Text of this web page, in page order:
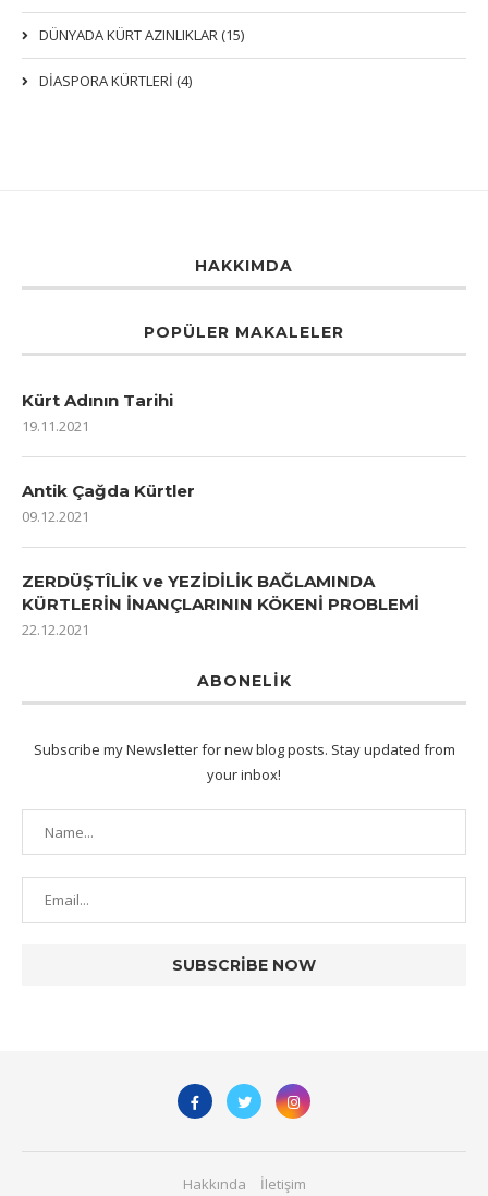
DÜNYADA KÜRT AZINLIKLAR (15)
DİASPORA KÜRTLERİ (4)
HAKKIMDA
POPÜLER MAKALELER
Kürt Adının Tarihi
19.11.2021
Antik Çağda Kürtler
09.12.2021
ZERDÜŞTÎLİK ve YEZİDİLİK BAĞLAMINDA
KÜRTLERİN İNANÇLARININ KÖKENİ PROBLEMİ
22.12.2021
ABONELIK
Subscribe my Newsletter for new blog posts. Stay updated from
your inbox!
Hakkında İletişim